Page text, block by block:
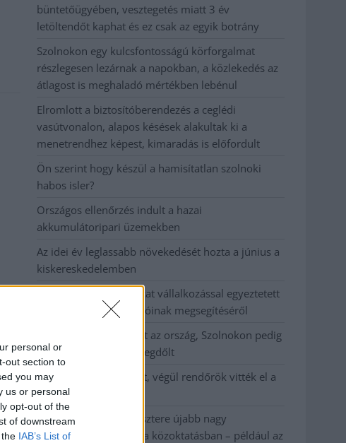
personal or
out section to
you may
us or personal
opt-out of the
of downstream
IAB’s List of
büntetőügyében, vesztegetés miatt 3 év
letöltendőt kaphat és ez csak az egyik botrány
Szolnokon egy kulcsfontosságú körforgalmat
részlegesen lezárnak a napokban, a közlekedés az
átlagost is meghaladó mértékben lebénul
Elromlott a biztosítóberendezés a ceglédi
vasútvonalon, alapos késések alakultak ki a
menetrendhez képest, kimaradás is előfordult
Ön szerint hogy készül a hamisítatlan szolnoki
habos isler?
Országos ellenőrzés indult a hazai
akkumulátoripari üzemekben
Az idei év leglassabb növekedését hozta a június a
kiskereskedelemben
Györfi Mihály több tucat vállalkozással egyeztetett
a kerékpárgyár dolgozóinak megsegítéséről
41 fok fölé forrósodott az ország, Szolnokon pedig
egy másik rekord is megdőlt
Egy telefonhívást akart, végül rendőrök vitték el a
mezőtúri férfit
A Tisza kormány minisztere újabb nagy
változásokról döntött a közoktatásban – például az